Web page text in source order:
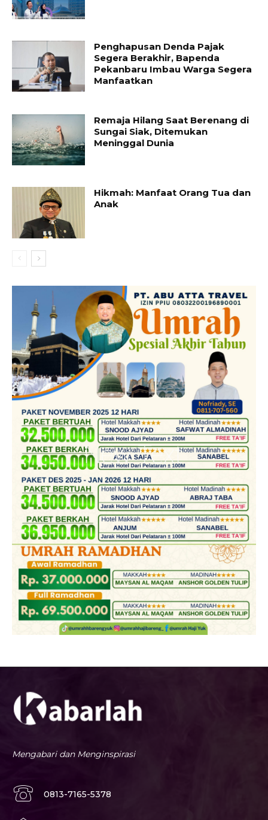
Penghapusan Denda Pajak
Segera Berakhir, Bapenda
Pekanbaru Imbau Warga Segera
Manfaatkan
Remaja Hilang Saat Berenang di
Sungai Siak, Ditemukan
Meninggal Dunia
Hikmah: Manfaat Orang Tua dan
Anak
Mengabari dan Menginspirasi
0813-7165-5378